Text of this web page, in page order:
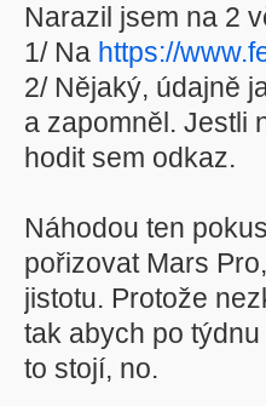
Narazil jsem na 2
1/ Na https://
2/ Nějaký, údajně
a zapomněl. Jestli
hodit sem odkaz.
Náhodou ten
pořizovat Mars
jistotu. Protože
tak abych po
to stojí, no.